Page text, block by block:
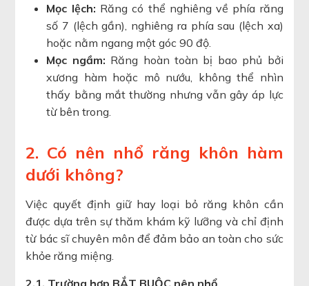
Mọc lệch: Răng có thể nghiêng về phía răng
số 7 (lệch gần), nghiêng ra phía sau (lệch xa)
hoặc nằm ngang một góc 90 độ.
Mọc ngầm: Răng hoàn toàn bị bao phủ bởi
xương hàm hoặc mô nướu, không thể nhìn
thấy bằng mắt thường nhưng vẫn gây áp lực
từ bên trong.
2. Có nên nhổ răng khôn hàm
dưới không?
Việc quyết định giữ hay loại bỏ răng khôn cần
được dựa trên sự thăm khám kỹ lưỡng và chỉ định
từ bác sĩ chuyên môn để đảm bảo an toàn cho sức
khỏe răng miệng.
2.1. Trường hợp BẮT BUỘC nên nhổ